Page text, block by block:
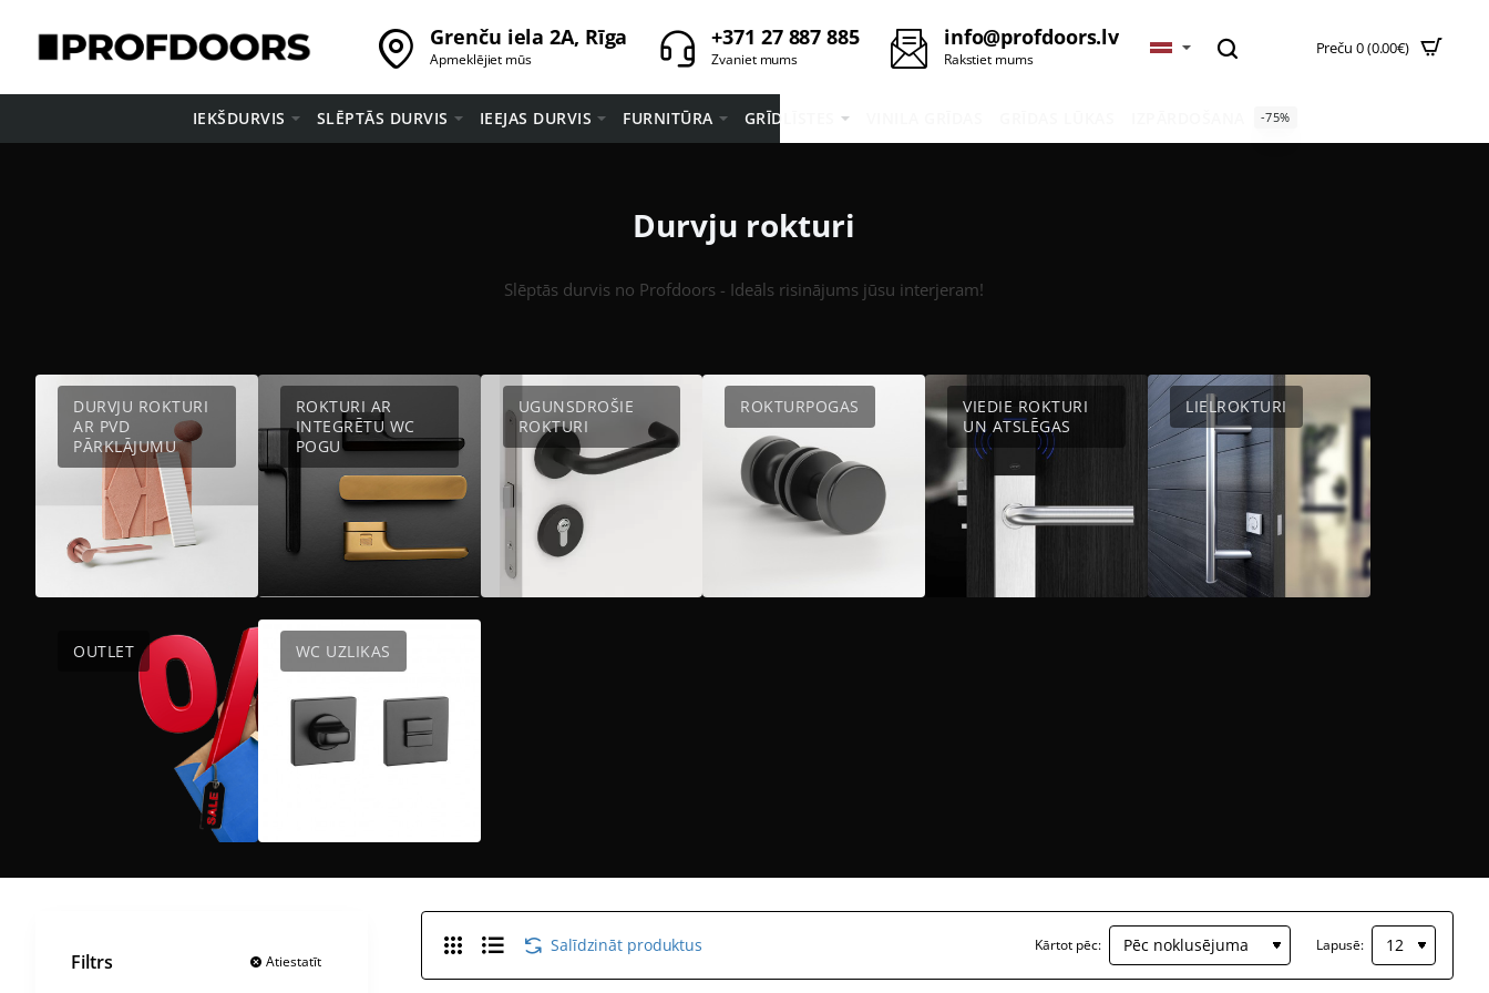
Grenču iela 2A, Rīga
Apmeklējiet mūs
+371 27 887 885
Zvaniet mums
info@profdoors.lv
Rakstiet mums
Preču 0 (0.00€)
IEKŠDURVIS SLĒPTĀS DURVIS IEEJAS DURVIS FURNITŪRA GRĪDLĪSTES -75%
Durvju rokturi
Slēptās durvis no Profdoors - Ideāls risinājums jūsu interjeram!
DURVJU ROKTURI
AR PVD
PĀRKLĀJUMU
ROKTURI AR
INTEGRĒTU WC
POGU
UGUNSDROŠIE
ROKTURI
ROKTURPOGAS
VIEDIE ROKTURI
UN ATSLĒGAS
LIELROKTURI
OUTLET WC UZLIKAS
Filtrs Atiestatīt
Salīdzināt produktus Kārtot pēc: Lapusē: